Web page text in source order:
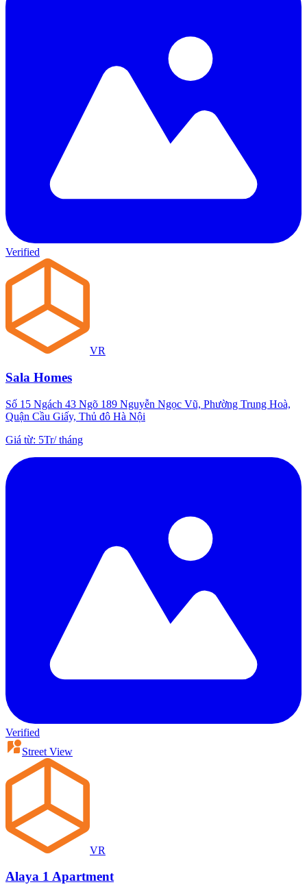
Verified
VR
Sala Homes
Số 15 Ngách 43 Ngõ 189 Nguyễn Ngọc Vũ, Phường Trung Hoà,
Quận Cầu Giấy, Thủ đô Hà Nội
Giá từ: 5Tr/tháng
Verified
Street View
VR
Alaya 1 Apartment